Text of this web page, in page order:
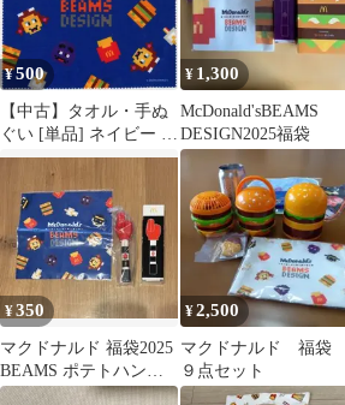
¥500
【中古】タオル・手ぬ
ぐい [単品] ネイビー ク
リーナークロス 「マク
ドナルド 福袋2025」
¥ 1,300
McDonald'sBEAMS
DESIGN2025福袋
¥350
マクドナルド 福袋2025
BEAMS ポテトハンド
キャッチャー クリーナ
¥2,500
マクドナルド 福袋
９点セット